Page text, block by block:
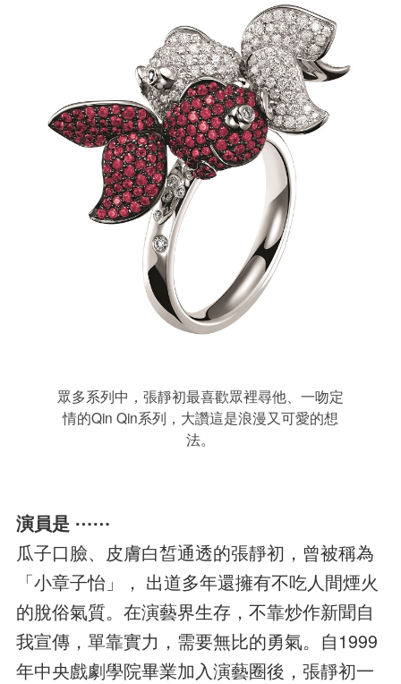
眾多系列中，張靜初最喜歡眾裡尋他、一吻定
情的Qin Qin系列，大讚這是浪漫又可愛的想
法。
演員是 ⋯⋯
瓜子口臉、皮膚白皙通透的張靜初，曾被稱為
「小章子怡」， 出道多年還擁有不吃人間煙火
的脫俗氣質。在演藝界生存，不靠炒作新聞自
我宣傳，單靠實力，需要無比的勇氣。自1999
年中央戲劇學院畢業加入演藝圈後，張靜初一